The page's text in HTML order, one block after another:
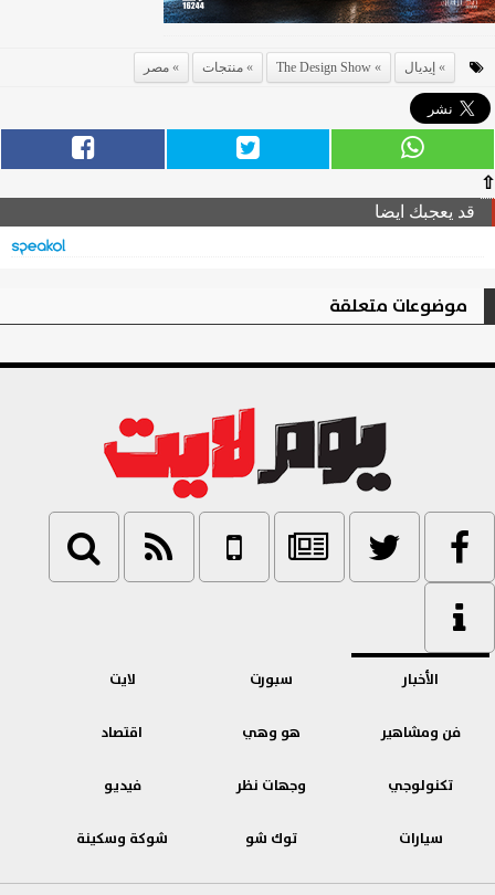
إيديال The Design Show منتجات مصر
⇧
قد يعجبك ايضا
موضوعات متعلقة
الأخبار سبورت لايت
فن ومشاهير هو وهي اقتصاد
تكنولوجي وجهات نظر فيديو
سيارات توك شو شوكة وسكينة